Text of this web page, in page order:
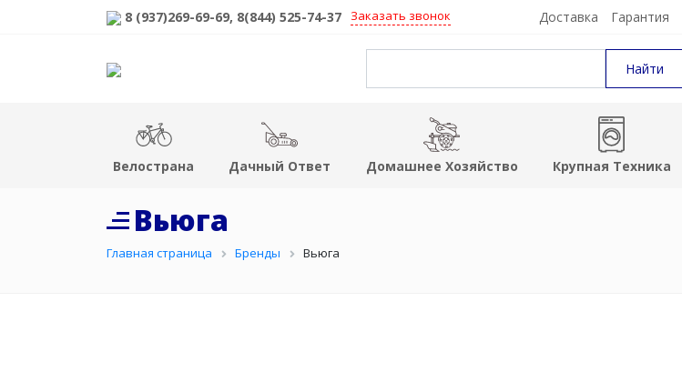
8 (937)269-69-69, 8(844) 525-74-37 Заказать звонок Доставка Гарантия
Велострана Дачный Ответ Домашнее Хозяйство Крупная Техника
Вьюга
Главная страница Бренды Вьюга